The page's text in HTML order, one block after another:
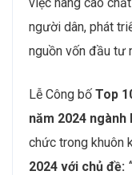
người dân, phát
nguồn vốn đầu tư
Lễ Công bố Top
năm 2024
chức trong khuôn
2024 với chủ đề: